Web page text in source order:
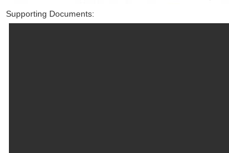
Supporting Documents: